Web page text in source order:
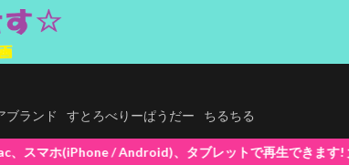
ブランド すとろべりーぱうだー ちるちる
レットで再生できます! 大好評ポイントシステム5%